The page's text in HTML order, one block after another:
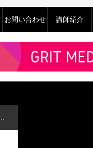
お問い合わせ 講師紹介